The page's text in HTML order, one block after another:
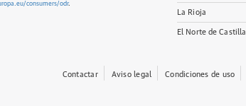
consumers/odr.
La Rioja
El Norte de Castilla
Contactar Aviso legal Condiciones de uso